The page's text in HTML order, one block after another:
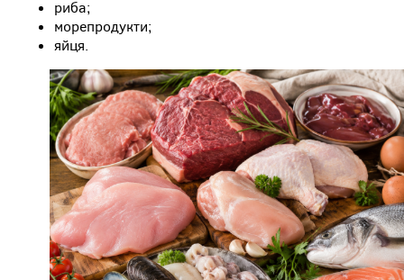
риба;
морепродукти;
яйця.